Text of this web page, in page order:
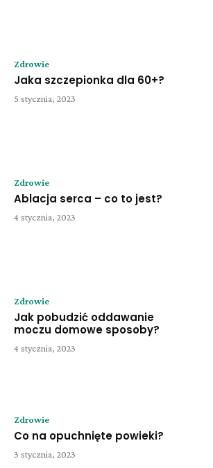
Zdrowie
Jaka szczepionka dla 60+?
5 stycznia, 2023
Zdrowie
Ablacja serca – co to jest?
4 stycznia, 2023
Zdrowie
Jak pobudzić oddawanie
moczu domowe sposoby?
4 stycznia, 2023
Zdrowie
Co na opuchnięte powieki?
3 stycznia, 2023